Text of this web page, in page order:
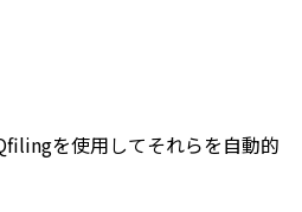
を使用してそれらを自動的